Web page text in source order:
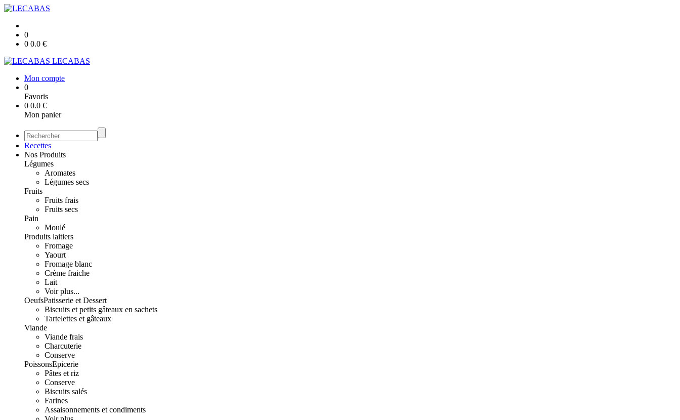
0
0 0.0 €
LECABAS
Mon compte
0
Favoris
0 0.0 €
Mon panier
Recettes
Nos Produits
Légumes
Aromates
Légumes secs
Fruits
Fruits frais
Fruits secs
Pain
Moulé
Produits laitiers
Fromage
Yaourt
Fromage blanc
Crème fraiche
Lait
Voir plus...
OeufsPatisserie et Dessert
Biscuits et petits gâteaux en sachets
Tartelettes et gâteaux
Viande
Viande frais
Charcuterie
Conserve
PoissonsEpicerie
Pâtes et riz
Conserve
Biscuits salés
Farines
Assaisonnements et condiments